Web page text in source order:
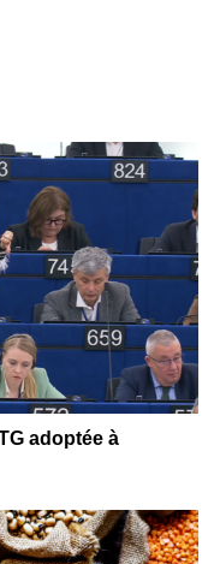
adoptée à